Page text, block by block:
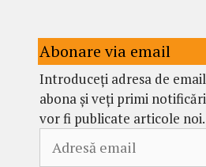
Abonare via email
Introduceți adresa de
abona și veți primi
vor fi publicate articole noi.
email